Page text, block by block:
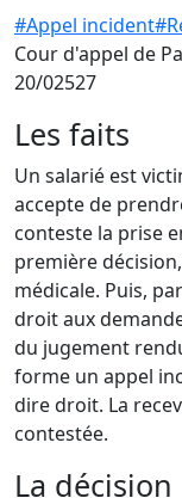
#Appel incident
Cour d'appel de
20/02527
Les faits
Un salarié est
accepte de
conteste la prise
première
médicale. Puis,
droit aux
du jugement
forme un appel
dire droit. La
contestée.
La décision